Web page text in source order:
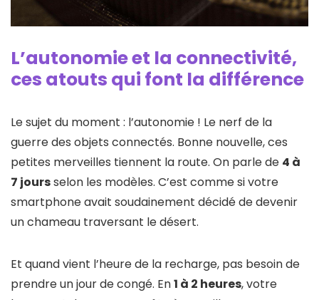
L’autonomie et la connectivité,
ces atouts qui font la différence
Le sujet du moment : l’autonomie ! Le nerf de la
guerre des objets connectés. Bonne nouvelle, ces
petites merveilles tiennent la route. On parle de 4 à
7 joursselon les modèles. C’est comme si votre
smartphone avait soudainement décidé de devenir
un chameau traversant le désert.
Et quand vient l’heure de la recharge, pas besoin de
prendre un jour de congé. En1 à 2 heures, votre